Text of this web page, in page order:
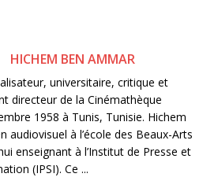
HICHEM BEN AMMAR
universitaire, critique et
directeur de la Cinémathèque
1958 à Tunis, Tunisie. Hichem
audiovisuel à l’école des Beaux-Arts
enseignant à l’Institut de Presse et
(IPSI). Ce ...